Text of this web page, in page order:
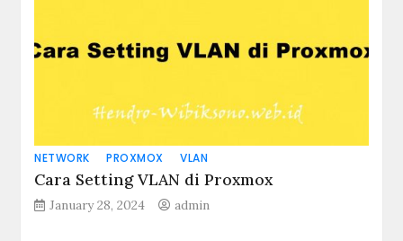
NETWORK PROXMOX VLAN
Cara Setting VLAN di Proxmox
January 28, 2024 admin